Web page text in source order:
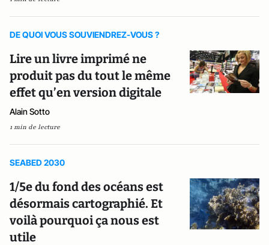
DE QUOI VOUS SOUVIENDREZ-VOUS ?
Lire un livre imprimé ne
produit pas du tout le même
effet qu’en version digitale
Alain Sotto
1 min de lecture
SEABED 2030
1/5e du fond des océans est
désormais cartographié. Et
voilà pourquoi ça nous est
utile